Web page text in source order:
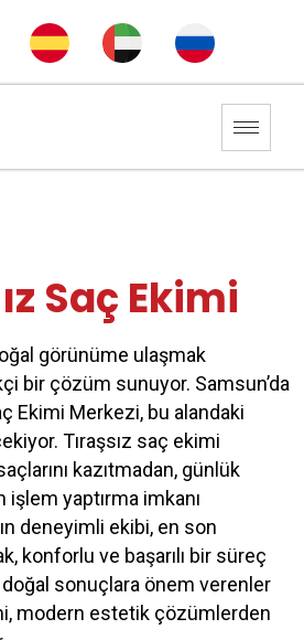
Saç Ekimi
görünüme ulaşmak
bir çözüm sunuyor. Samsun’da
Ekimi Merkezi, bu alandaki
Tıraşsız saç ekimi
kazıtmadan, günlük
yaptırma imkanı
deneyimli ekibi, en son
konforlu ve başarılı bir süreç
sonuçlara önem verenler
modern estetik çözümlerden